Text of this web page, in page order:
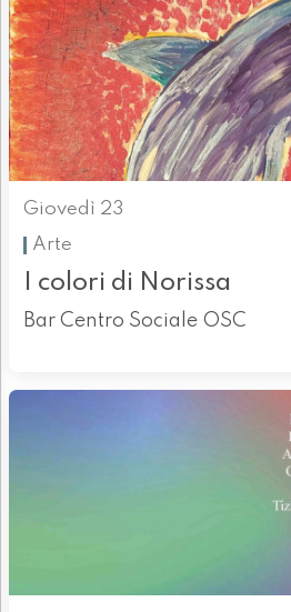
Giovedì 23
Arte
I colori di Norissa
Bar Centro Sociale OSC